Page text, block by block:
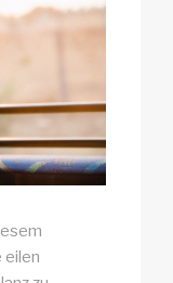
eilen